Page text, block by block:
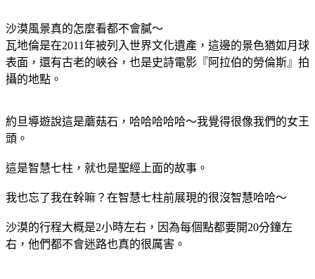
沙漠風景真的怎麼看都不會膩～
瓦地倫是在2011年被列入世界文化遺產，這邊的景色猶如月球
表面，還有古老的峽谷，也是史詩電影『阿拉伯的勞倫斯』拍
攝的地點。
約旦導遊說這是蘑菇石，哈哈哈哈哈～我覺得很像我們的女王
頭。
這是智慧七柱，就也是聖經上面的故事。
我也忘了我在幹嘛？在智慧七柱前展現的很沒智慧哈哈～
沙漠的行程大概是2小時左右，因為每個點都要開20分鐘左
右，他們都不會迷路也真的很厲害。